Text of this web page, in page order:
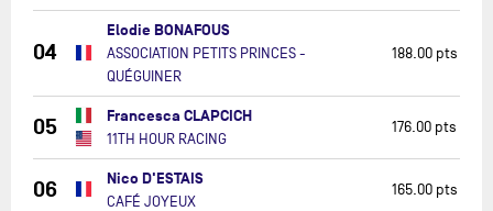
04
Elodie BONAFOUS
ASSOCIATION PETITS PRINCES -
QUÉGUINER
188.00 pts
05 Francesca CLAPCICH
11TH HOUR RACING
176.00 pts
06 Nico D'ESTAIS
CAFÉ JOYEUX
165.00 pts